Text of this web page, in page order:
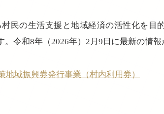
民の生活支援と地域経済の活性化を目
。令和8年（2026年）2月9日に最新の情
域振興券発行事業（村内利用券）